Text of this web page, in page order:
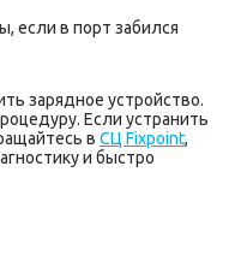
если в порт забился
зарядное устройство.
Если устранить
в СЦ Fixpoint,
и быстро